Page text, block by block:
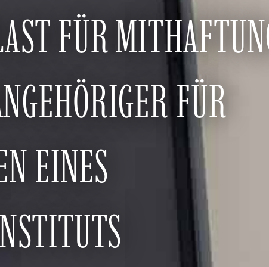
FÜR
FÜR
EINES